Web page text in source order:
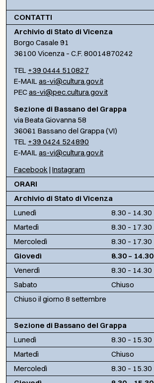
CONTATTI
Archivio di Stato di Vicenza
Borgo Casale 91
36100 Vicenza – C.F. 80014870242
TEL +39 0444 510827
E-MAILas-vi@cultura.gov.it
PECas-vi@pec.cultura.gov.it
Sezione di Bassano del Grappa
via Beata Giovanna 58
36061 Bassano del Grappa (VI)
TEL +39 0424 524890
E-MAILas-vi@cultura.gov.it
Facebook | Instagram
ORARI
Archivio di Stato di Vicenza
Lunedì
8.30 – 14.30
Martedì
8.30 – 17.30
Mercoledì
8.30 – 17.30
Giovedì
8.30 – 14.30
Venerdì
8.30 – 14.30
Sabato
Chiuso
Chiuso il giorno 8 settembre
Sezione di Bassano del Grappa
Lunedì
8.30 – 15.30
Martedì
Chiuso
Mercoledì
8.30 – 15.30